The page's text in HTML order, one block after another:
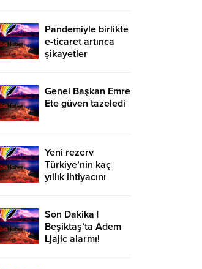
Pandemiyle birlikte
e-ticaret artınca
şikayetler
Genel Başkan Emre
Ete güven tazeledi
Yeni rezerv
Türkiye’nin kaç
yıllık ihtiyacını
Son Dakika |
Beşiktaş’ta Adem
Ljajic alarmı!